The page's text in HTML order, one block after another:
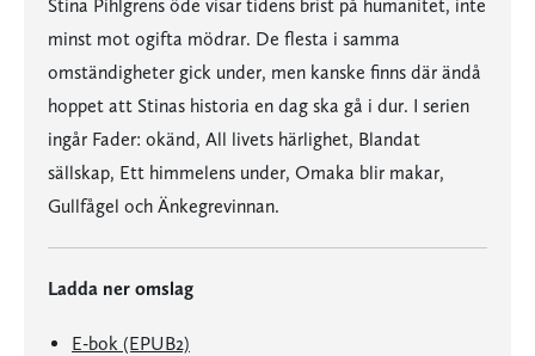
Stina Pihlgrens öde visar tidens brist på humanitet, inte
minst mot ogifta mödrar. De flesta i samma
omständigheter gick under, men kanske finns där ändå
hoppet att Stinas historia en dag ska gå i dur. I serien
ingår Fader: okänd, All livets härlighet, Blandat
sällskap, Ett himmelens under, Omaka blir makar,
Gullfågel och Änkegrevinnan.
Ladda ner omslag
E-bok (EPUB2)